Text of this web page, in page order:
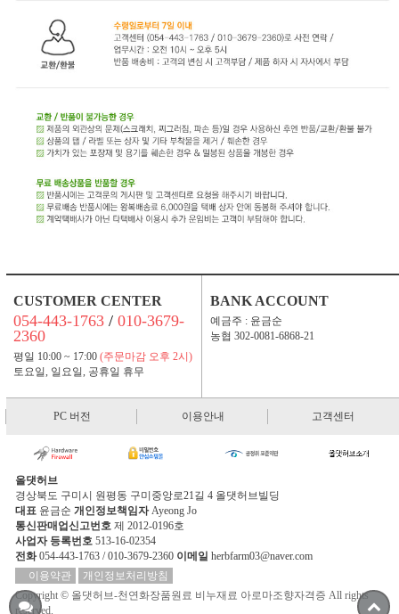
CUSTOMER CENTER
054-443-1763 / 010-3679-
2360
평일 10:00 ~ 17:00 (주문마감 오후 2시)
토요일, 일요일, 공휴일 휴무
BANK ACCOUNT
예금주 : 윤금순
농협 302-0081-6868-21
PC 버전 이용안내 고객센터
올댓허브
경상북도 구미시 원평동 구미중앙로21길 4 올댓허브빌딩
대표 윤금순 개인정보책임자Ayeong Jo
통신판매업신고번호 제 2012-0196호
사업자 등록번호 513-16-02354
전화054-443-1763 / 010-3679-2360 이메일 herbfarm03@naver.com
이용약관
개인정보처리방침
Copyright © 올댓허브-천연화장품원료 비누재료 아로마조향자격증 All rights
reserved.